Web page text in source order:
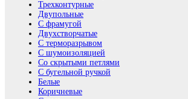
Трехконтурные
Двупольные
С фрамугой
Двухстворчатые
С терморазрывом
С шумоизоляцией
Со скрытыми петлями
С бугельной ручкой
Белые
Коричневые